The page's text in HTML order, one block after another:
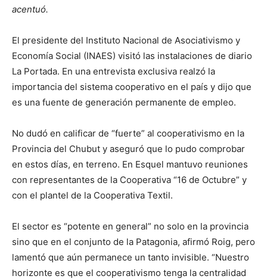
acentuó.
El presidente del Instituto Nacional de Asociativismo y
Economía Social (INAES) visitó las instalaciones de diario
La Portada. En una entrevista exclusiva realzó la
importancia del sistema cooperativo en el país y dijo que
es una fuente de generación permanente de empleo.
No dudó en calificar de “fuerte” al cooperativismo en la
Provincia del Chubut y aseguró que lo pudo comprobar
en estos días, en terreno. En Esquel mantuvo reuniones
con representantes de la Cooperativa “16 de Octubre” y
con el plantel de la Cooperativa Textil.
El sector es “potente en general” no solo en la provincia
sino que en el conjunto de la Patagonia, afirmó Roig, pero
lamentó que aún permanece un tanto invisible. “Nuestro
horizonte es que el cooperativismo tenga la centralidad